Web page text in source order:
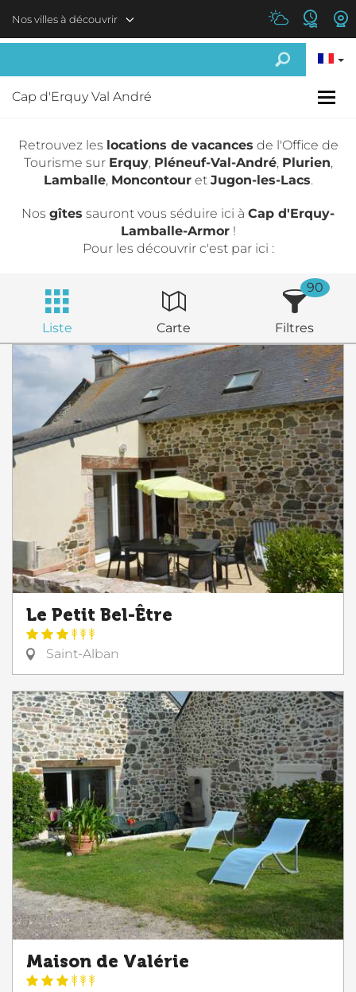
Nos villes à découvrir
Cap d'Erquy Val André
Retrouvez les locations de vacances de l'Office de
Tourisme sur Erquy, Pléneuf-Val-André, Plurien,
Lamballe, Moncontouret Jugon-les-Lacs.
Nos gîtes sauront vous séduire ici à Cap d'Erquy-
Lamballe-Armor!
Pour les découvrir c'est par ici :
Liste Carte Filtres
90
Le Petit Bel-Être
Saint-Alban
Maison de Valérie